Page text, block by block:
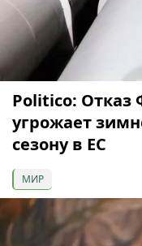
Politico: Отказ
угрожает
сезону в ЕС
МИР